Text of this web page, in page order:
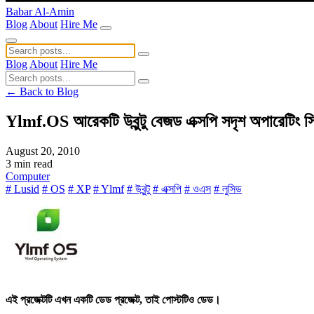
Babar Al-Amin
Blog About Hire Me
Blog About Hire Me
← Back to Blog
Ylmf.OS আরেকটি উবুন্টু বেজড এক্সপি সদৃশ অপারেটিং
August 20, 2010
3 min read
Computer
# Lusid # OS # XP # Ylmf # উবুন্টু # এক্সপি # ওএস # লুসিড
এই প্রজেক্টটি এখন একটি ডেড প্রজেক্ট, তাই পোস্টটিও ডেড।